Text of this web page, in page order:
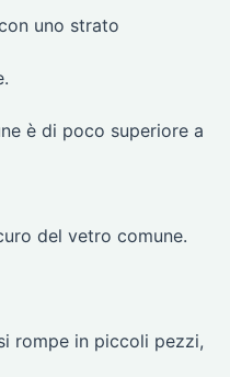
uno strato
è di poco superiore a
del vetro comune.
rompe in piccoli pezzi,